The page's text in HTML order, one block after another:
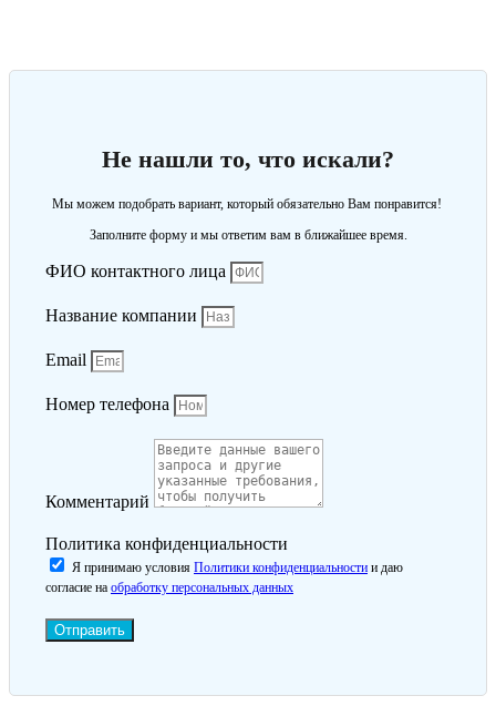
Не нашли то, что искали?
Мы можем подобрать вариант, который обязательно Вам понравится!
Заполните форму и мы ответим вам в ближайшее время.
ФИО контактного лица
Название компании
Email
Номер телефона
Комментарий
Политика конфиденциальности
Я принимаю условия Политики конфиденциальности и даю
согласие на обработку персональных данных
Отправить